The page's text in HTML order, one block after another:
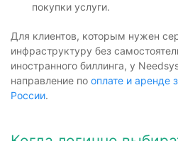
покупки услуги.
Для клиентов, которым нужен
инфраструктуру без
иностранного биллинга, у
направление по оплате и аренде
России.